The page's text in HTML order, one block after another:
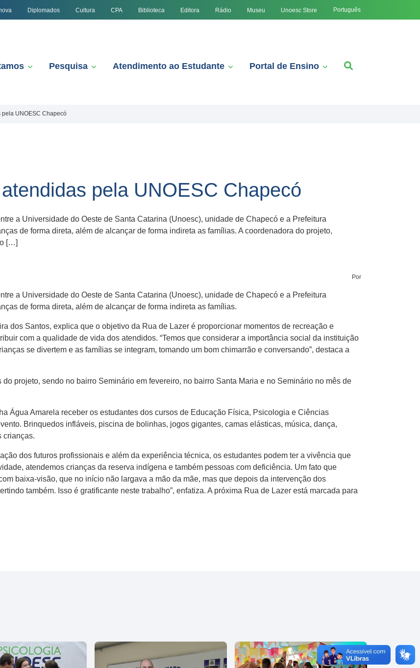
Diplomados Cultura CPA Biblioteca Editora Rádio Museu Unoesc Store Português
Pesquisa Atendimento ao Estudante Portal de Ensino
pela UNOESC Chapecó
pela UNOESC Chapecó
a Universidade do Oeste de Santa Catarina (Unoesc), unidade de Chapecó e a Prefeitura
de forma direta, além de alcançar de forma indireta as famílias. A coordenadora do projeto,
[…]
Por
a Universidade do Oeste de Santa Catarina (Unoesc), unidade de Chapecó e a Prefeitura
de forma direta, além de alcançar de forma indireta as famílias.
dos Santos, explica que o objetivo da Rua de Lazer é proporcionar momentos de recreação e
com a qualidade de vida dos atendidos. “Temos que considerar a importância social da instituição
se divertem e as famílias se integram, tomando um bom chimarrão e conversando”, destaca a
projeto, sendo no bairro Seminário em fevereiro, no bairro Santa Maria e no Seminário no mês de
Água Amarela receber os estudantes dos cursos de Educação Física, Psicologia e Ciências
Brinquedos infláveis, piscina de bolinhas, jogos gigantes, camas elásticas, música, dança,
crianças.
dos futuros profissionais e além da experiência técnica, os estudantes podem ter a vivência que
atendemos crianças da reserva indígena e também pessoas com deficiência. Um fato que
baixa-visão, que no início não largava a mão da mãe, mas que depois da intervenção dos
também. Isso é gratificante neste trabalho”, enfatiza. A próxima Rua de Lazer está marcada para